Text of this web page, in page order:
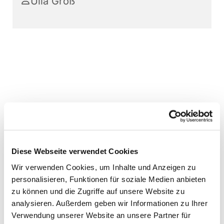
Diese Webseite verwendet Cookies
Wir verwenden Cookies, um Inhalte und Anzeigen zu
personalisieren, Funktionen für soziale Medien anbieten
zu können und die Zugriffe auf unsere Website zu
analysieren. Außerdem geben wir Informationen zu Ihrer
Verwendung unserer Website an unsere Partner für